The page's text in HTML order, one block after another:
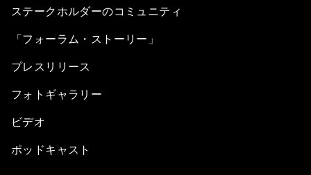
ステークホルダーのコミュニティ
「フォーラム・ストーリー」
プレスリリース
フォトギャラリー
ビデオ
ポッドキャスト